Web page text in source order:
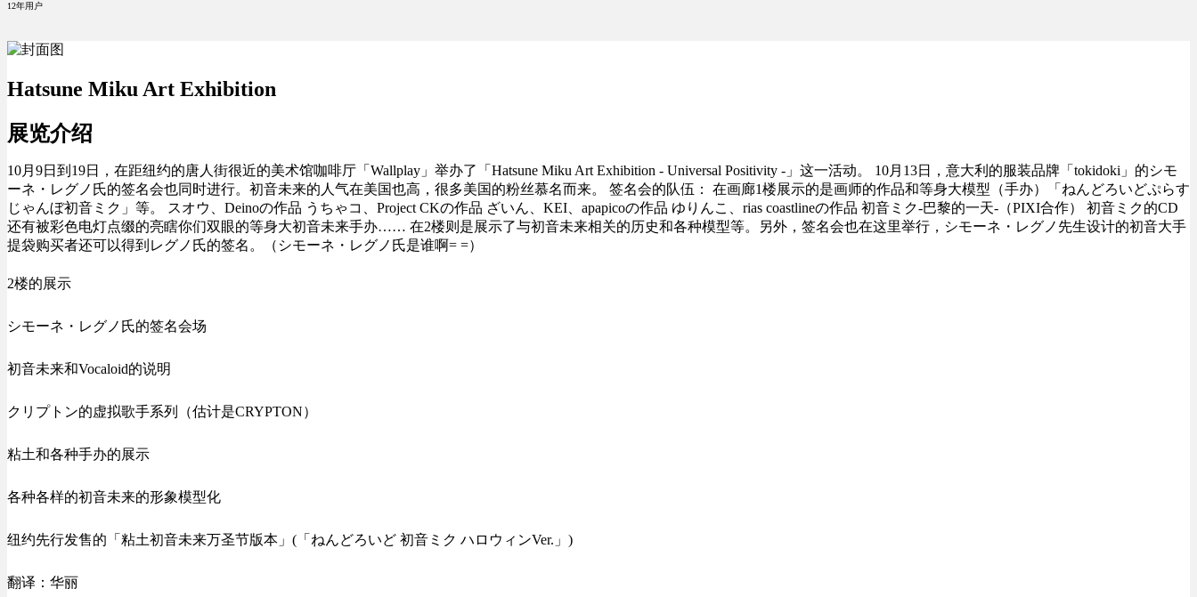
12年用户
Hatsune Miku Art Exhibition
展览介绍
10月9日到19日，在距纽约的唐人街很近的美术馆咖啡厅「Wallplay」举办了「Hatsune Miku Art Exhibition - Universal Positivity -」这一活动。 10月13日， 意大利 的服装品牌「tokidoki」 的シモ
ーネ・レグノ氏的签名会也同时进行。 初音未来的 人气在美国也高 ，很多美国的粉丝慕名而来。 签名会的队伍： 在画廊1楼展示的是画师的作品和等身大模型（手办）「ねんどろいどぷらす
じゃんぼ初音ミク」 等。
スオウ、Deinoの作品 うちゃコ、Project CKの作品 ざいん、KEI、apapicoの作品 ゆりんこ、rias coastlineの作品 初音ミク-巴黎的一天-（PIXI合作） 初音ミク的CD
还有被彩色电灯点缀的亮瞎你们双眼的等身大初音未来手办…… 在2楼则是展示了与初音未来相关的历史和各种模型等。 另外， 签名会也在这里举行，シモーネ・レグノ 先生设计的初音大手
提袋购买者还可以得到レグノ氏的签名 。（シモーネ・レグノ氏是谁啊= =）
2楼的展示
シモーネ・レグノ氏的签名会场
初音未来和Vocaloid的说明
クリプトン的虚拟歌手系列（估计是CRYPTON）
粘土和各种手办的展示
各种各样的初音未来的形象模型化
纽约先行发售的「 粘土初音未来万圣节版本」(「ねんどろいど 初音ミク ハロウィンVer.」)
翻译：华丽